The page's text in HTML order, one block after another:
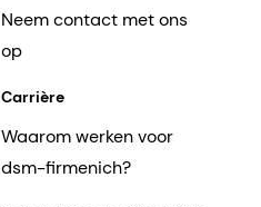
Neem contact met ons
op
Carrière
Waarom werken voor
dsm-firmenich?